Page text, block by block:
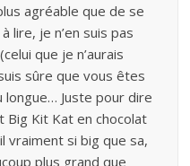
agréable que de se
lire, je n’en suis pas
que je n’aurais
sûre que vous êtes
longue… Juste pour dire
Big Kit Kat en chocolat
vraiment si big que sa,
plus grand que